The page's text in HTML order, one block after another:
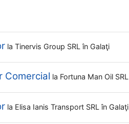
la Tinervis Group SRL în Galaţi
Comercial la Fortuna Man Oil SRL
la Elisa Ianis Transport SRL în Galaţi